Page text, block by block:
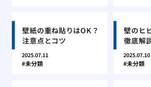
壁紙の重ね貼りはOK？
注意点とコツ
2025.07.11
未分類
壁のヒ
徹底解
2025.07.10
未分類